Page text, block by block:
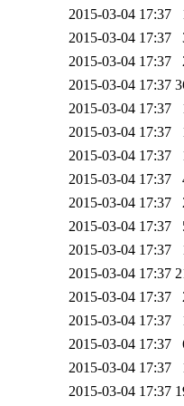
2015-03-04 17:37
2015-03-04 17:37
2015-03-04 17:37
2015-03-04 17:37
2015-03-04 17:37
2015-03-04 17:37
2015-03-04 17:37
2015-03-04 17:37
2015-03-04 17:37
2015-03-04 17:37
2015-03-04 17:37
2015-03-04 17:37
2015-03-04 17:37
2015-03-04 17:37
2015-03-04 17:37
2015-03-04 17:37
2015-03-04 17:37